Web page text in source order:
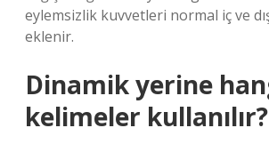
eylemsizlik kuvvetleri normal iç ve
eklenir.
Dinamik yerine
kelimeler kullanılır?